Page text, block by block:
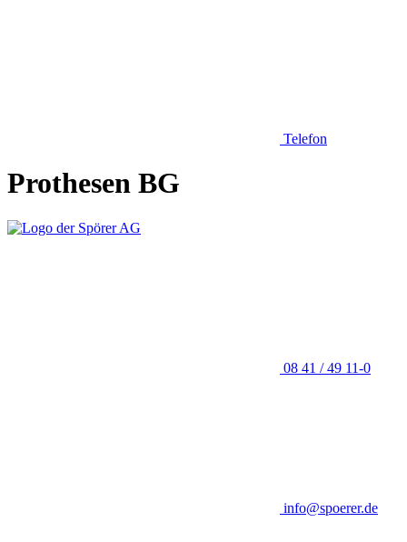
Telefon
Prothesen BG
08 41 / 49 11-0
info@spoerer.de